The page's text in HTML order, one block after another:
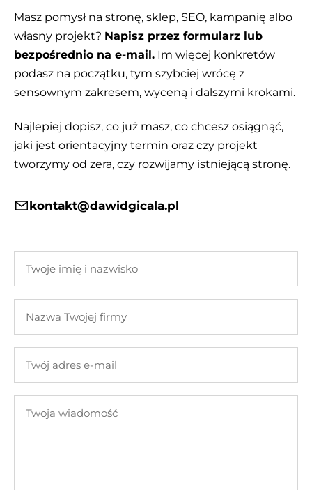
Masz pomysł na stronę, sklep, SEO, kampanię albo
własny projekt? Napisz przez formularz lub
bezpośrednio na e-mail. Im więcej konkretów
podasz na początku, tym szybciej wrócę z
sensownym zakresem, wyceną i dalszymi krokami.
Najlepiej dopisz, co już masz, co chcesz osiągnąć,
jaki jest orientacyjny termin oraz czy projekt
tworzymy od zera, czy rozwijamy istniejącą stronę.
kontakt@dawidgicala.pl
imię
nazwisko
Twojej
adres
mail
wiadomość